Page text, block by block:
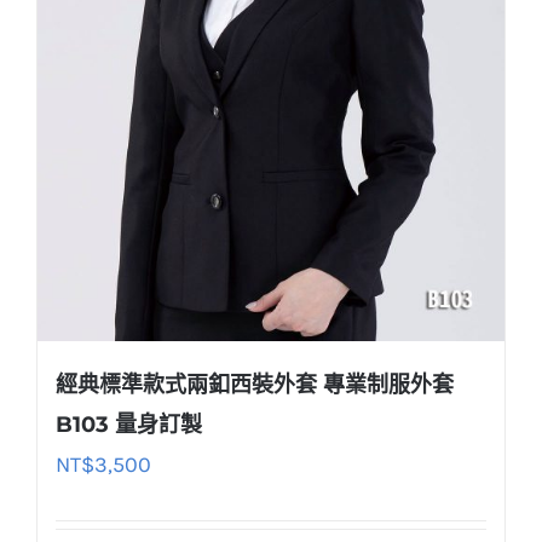
經典標準款式兩釦西裝外套 專業制服外套
B103 量身訂製
NT$3,500